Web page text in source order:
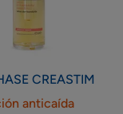
CREASTIM
anticaída